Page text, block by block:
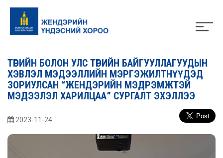
ТӨРИЙН БОЛОН УЛС ТӨРИЙН БАЙГУУЛЛАГУУДЫН
ХЭВЛЭЛ МЭДЭЭЛЛИЙН МЭРГЭЖИЛТНҮҮДЭД
ЗОРИУЛСАН “ЖЕНДЭРИЙН МЭДРЭМЖТЭЙ
МЭДЭЭЛЭЛ ХАРИЛЦАА” СУРГАЛТ ЭХЭЛЛЭЭ
2023-11-24